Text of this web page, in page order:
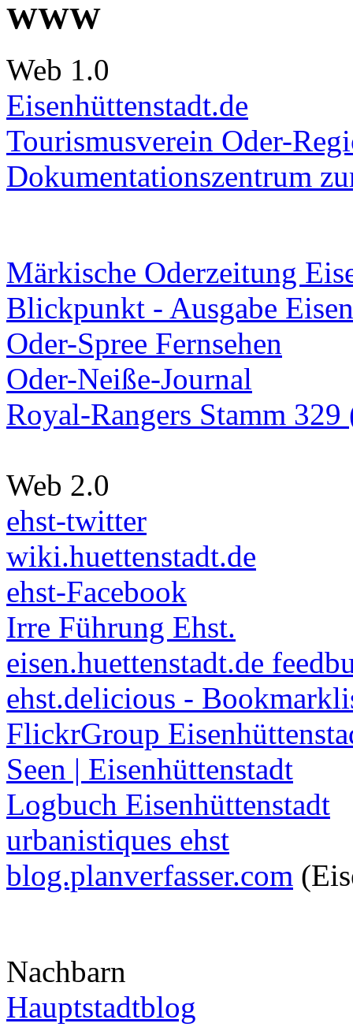
WWW
Web 1.0
Eisenhüttenstadt.de
Tourismusverein Oder-
Dokumentationszentrum
Märkische Oderzeitung
Blickpunkt - Ausgabe
Oder-Spree Fernsehen
Oder-Neiße-Journal
Royal-Rangers Stamm
Web 2.0
ehst-twitter
wiki.huettenstadt.de
ehst-Facebook
Irre Führung Ehst.
eisen.huettenstadt.de
ehst.delicious -
FlickrGroup
Seen | Eisenhüttenstadt
Logbuch Eisenhüttenstadt
urbanistiques ehst
blog.planverfasser.com
Nachbarn
Hauptstadtblog